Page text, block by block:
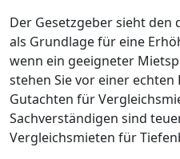
Der Gesetzgeber sieht
als Grundlage für eine
wenn ein geeigneter
stehen Sie vor einer
Gutachten für
Sachverständigen sind
Vergleichsmieten für